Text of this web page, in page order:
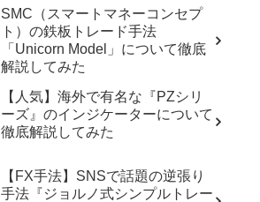
SMC（スマートマネーコンセプ
ト）の鉄板トレード手法
「Unicorn Model」について徹底
解説してみた
【人気】海外で有名な『PZシリ
ーズ』のインジケーターについて
徹底解説してみた
【FX手法】SNSで話題の逆張り
手法『ジョルノ式シンプルトレー